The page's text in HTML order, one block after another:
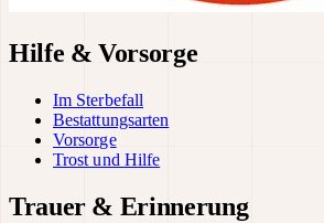
Hilfe & Vorsorge
Im Sterbefall
Bestattungsarten
Vorsorge
Trost und Hilfe
Trauer & Erinnerung